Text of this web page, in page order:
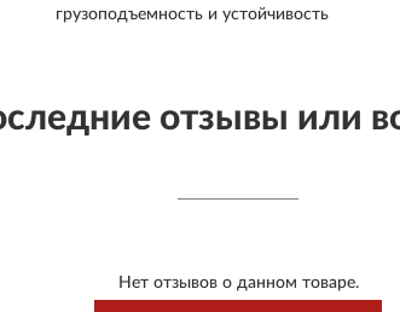
грузоподъемность и устойчивость
отзывы или
Нет отзывов о данном товаре.